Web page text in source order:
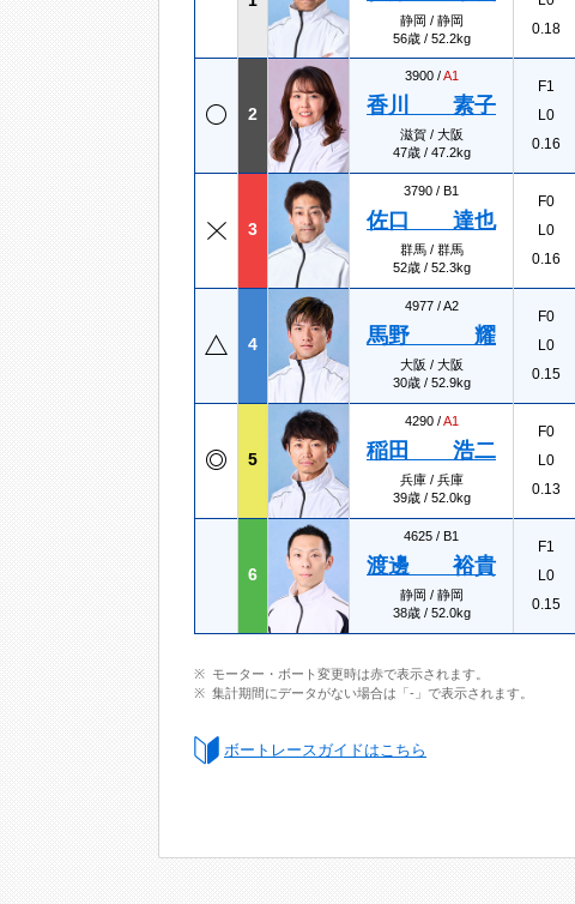
静岡 / 静岡
56歳 / 52.2kg
0.18
2
3900 /A1
香川 素子
滋賀 / 大阪
47歳 / 47.2kg
F1
L0
0.16
3
3790 / B1
佐口 達也
群馬 / 群馬
52歳 / 52.3kg
F0
L0
0.16
4
4977 /A2
馬野 耀
大阪 / 大阪
30歳 / 52.9kg
F0
L0
0.15
5
4290 /A1
稲田 浩二
兵庫 / 兵庫
39歳 / 52.0kg
F0
L0
0.13
6
4625 / B1
渡邊 裕貴
静岡 / 静岡
38歳 / 52.0kg
F1
L0
0.15
モーター・ボート変更時は赤で表示されます。
集計期間にデータがない場合は「-」で表示されます。
ボートレースガイドはこちら